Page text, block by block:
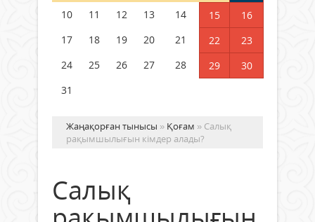
10
11 12 13 14 15
16
17
18 19 20 21 22
23
24
25 26 27 28 29
30
31
Жаңақорған тынысы » Қоғам » Салық
рақымшылығын кімдер алады?
Салық